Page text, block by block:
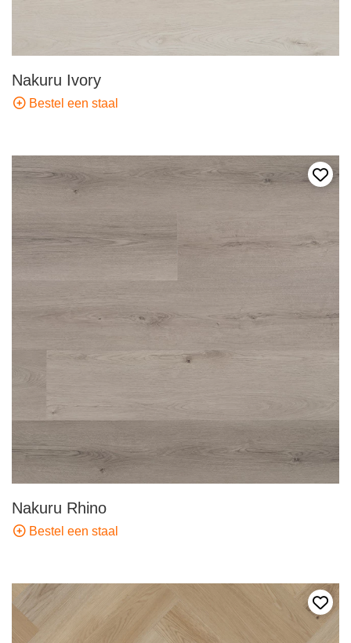
Nakuru Ivory
Bestel een staal
Voeg
Nakuru Rhino
Bestel een staal
Voeg